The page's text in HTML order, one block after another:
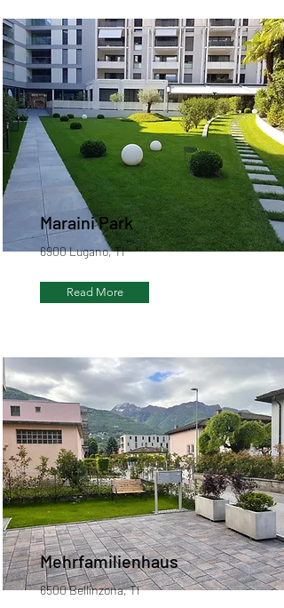
Maraini Park
6900 Lugano, TI
Read More
Mehrfamilienhaus
6500 Bellinzona, TI